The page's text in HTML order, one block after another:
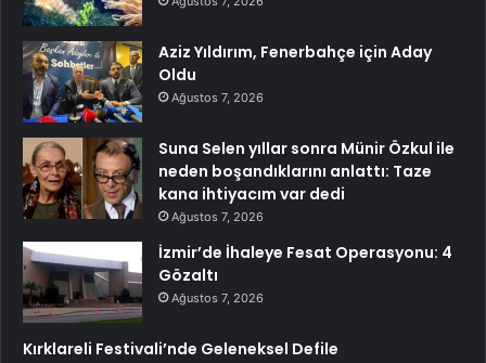
Aziz Yıldırım, Fenerbahçe için Aday
Oldu
Ağustos 7, 2026
Suna Selen yıllar sonra Münir Özkul ile
neden boşandıklarını anlattı: Taze
kana ihtiyacım var dedi
Ağustos 7, 2026
İzmir’de İhaleye Fesat Operasyonu: 4
Gözaltı
Ağustos 7, 2026
Kırklareli Festivali’nde Geleneksel Defile